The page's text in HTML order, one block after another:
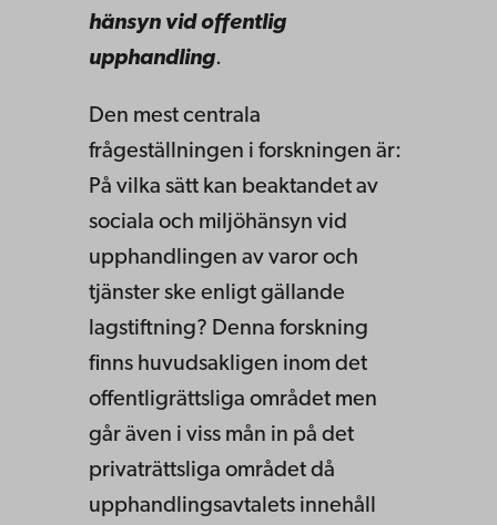
hänsyn vid offentlig
upphandling.
Den mest centrala
frågeställningen i forskningen är:
På vilka sätt kan beaktandet av
sociala och miljöhänsyn vid
upphandlingen av varor och
tjänster ske enligt gällande
lagstiftning? Denna forskning
finns huvudsakligen inom det
offentligrättsliga området men
går även i viss mån in på det
privaträttsliga området då
upphandlingsavtalets innehåll